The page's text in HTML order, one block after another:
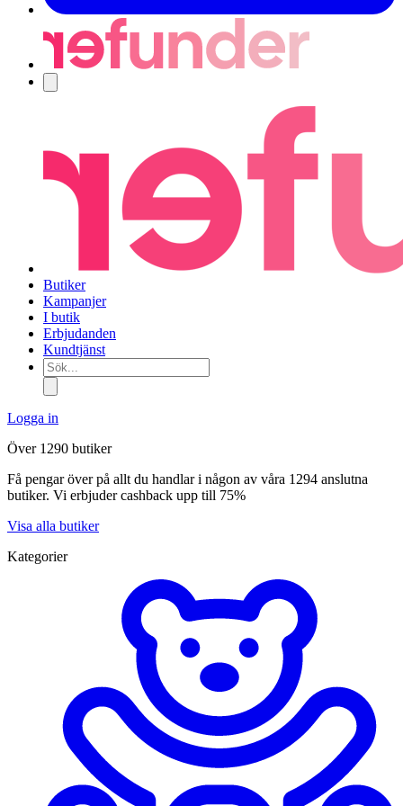
Butiker
Kampanjer
I butik
Erbjudanden
Kundtjänst
Sök...
Logga in
Över 1290 butiker
Få pengar över på allt du handlar i någon av våra 1294 anslutna
butiker. Vi erbjuder cashback upp till 75%
Visa alla butiker
Kategorier